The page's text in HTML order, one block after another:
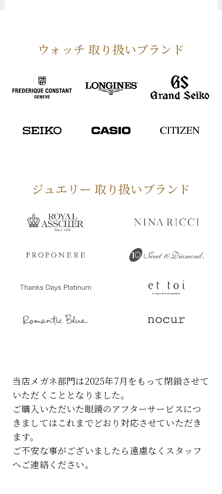
ウォッチ 取り扱いブランド
ジュエリー 取り扱いブランド
当店メガネ部門は2025年7月をもって閉鎖させて
いただくこととなりました。
ご購入いただいた眼鏡のアフターサービスにつ
きましてはこれまでどおり対応させていただき
ます。
ご不安な事がございましたら遠慮なくスタッフ
へご連絡ください。